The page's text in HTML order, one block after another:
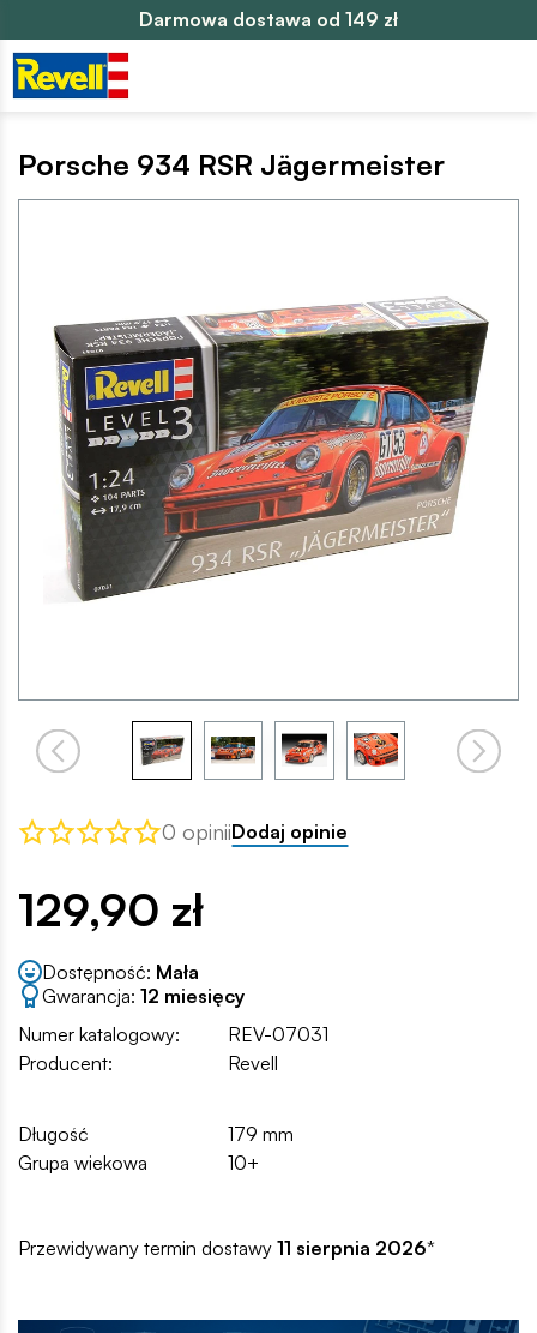
Darmowa dostawa od 149 zł
Porsche 934 RSR Jägermeister
0 opiniiDodaj opinie
129,90 zł
Dostępność: Mała
Gwarancja: 12 miesięcy
Numer katalogowy:
REV-07031
Producent:
Revell
Długość
179 mm
Grupa wiekowa
10+
Przewidywany termin dostawy 11 sierpnia 2026*